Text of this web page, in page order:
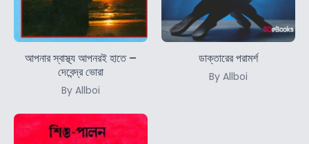
আপনার স্বাস্থ্য আপনরই হাতে –
দেবেন্দ্র ভোরা
By Allboi
ডাক্তারের পরামর্শ
By Allboi